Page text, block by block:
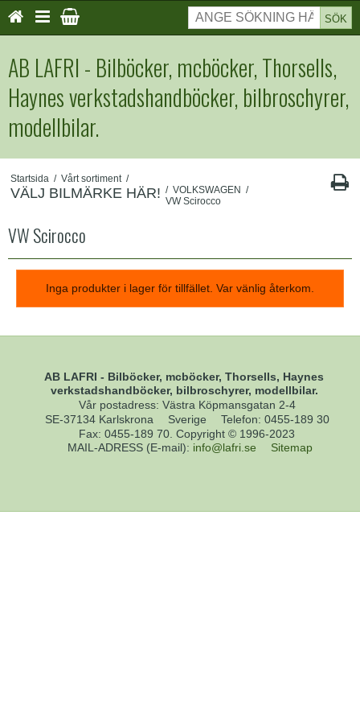
SÖK
AB LAFRI - Bilböcker, mcböcker, Thorsells,
Haynes verkstadshandböcker, bilbroschyrer,
modellbilar.
Startsida / Vårt sortiment /
VÄLJ BILMÄRKE HÄR! / VOLKSWAGEN /
VW Scirocco
VW Scirocco
Inga produkter i lager för tillfället. Var vänlig återkom.
AB LAFRI - Bilböcker, mcböcker, Thorsells, Haynes
verkstadshandböcker, bilbroschyrer, modellbilar.
Vår postadress: Västra Köpmansgatan 2-4
SE-37134 Karlskrona
Sverige Telefon: 0455-189 30
Fax: 0455-189 70. Copyright © 1996-2023
MAIL-ADRESS (E-mail): info@lafri.se Sitemap